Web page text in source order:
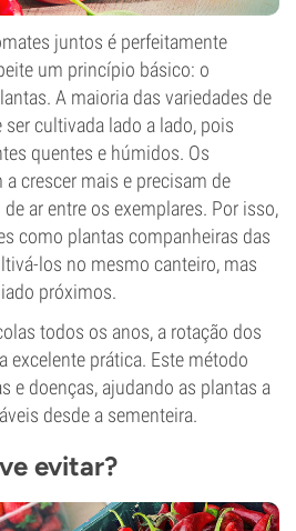
juntos é perfeitamente
um princípio básico: o
A maioria das variedades de
cultivada lado a lado, pois
quentes e húmidos. Os
crescer mais e precisam de
ar entre os exemplares. Por isso,
como plantas companheiras das
los no mesmo canteiro, mas
próximos.
todos os anos, a rotação dos
excelente prática. Este método
e doenças, ajudando as plantas a
desde a sementeira.
evitar?